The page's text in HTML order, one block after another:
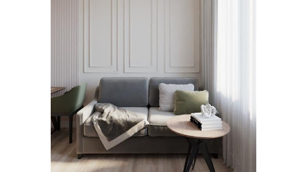
Английские шторы Римские шторы
Японские шторы Шторы по стилю